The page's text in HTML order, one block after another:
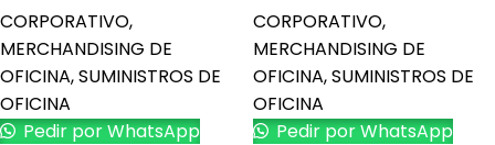
CORPORATIVO,
MERCHANDISING DE
OFICINA,SUMINISTROS DE
OFICINA
Pedir por WhatsApp
CORPORATIVO,
MERCHANDISING DE
OFICINA,SUMINISTROS DE
OFICINA
Pedir por WhatsApp